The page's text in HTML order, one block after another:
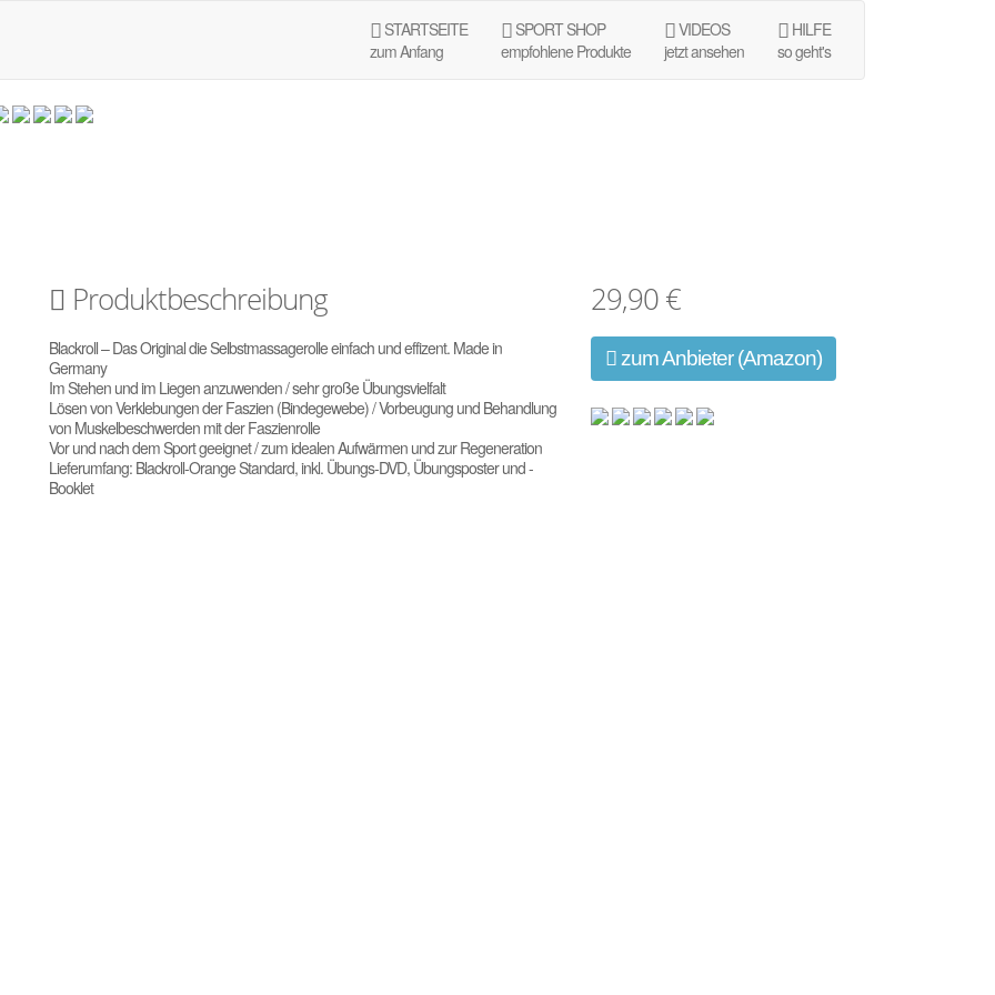
STARTSEITE
zum Anfang
SPORT SHOP
empfohlene Produkte
VIDEOS
jetzt ansehen
HILFE
so geht's
29,90 €
zum Anbieter (Amazon)
Produktbeschreibung
Blackroll – Das Original die Selbstmassagerolle einfach und effizent. Made in
Germany
Im Stehen und im Liegen anzuwenden / sehr große Übungsvielfalt
Lösen von Verklebungen der Faszien (Bindegewebe) / Vorbeugung und Behandlung
von Muskelbeschwerden mit der Faszienrolle
Vor und nach dem Sport geeignet / zum idealen Aufwärmen und zur Regeneration
Lieferumfang: Blackroll-Orange Standard, inkl. Übungs-DVD, Übungsposter und -
Booklet